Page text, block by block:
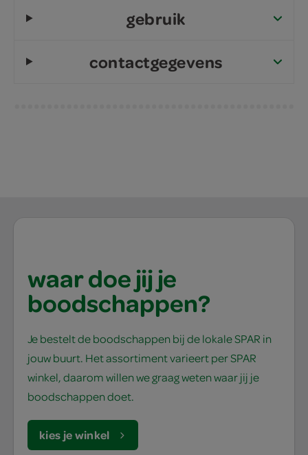
gebruik
contactgegevens
waar doe jij je
boodschappen?
Je bestelt de boodschappen bij de lokale SPAR in
jouw buurt. Het assortiment varieert per SPAR
winkel, daarom willen we graag weten waar jij je
boodschappen doet.
kies je winkel